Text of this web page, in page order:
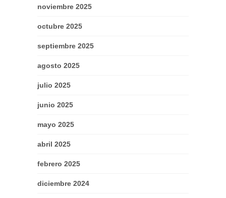
noviembre 2025
octubre 2025
septiembre 2025
agosto 2025
julio 2025
junio 2025
mayo 2025
abril 2025
febrero 2025
diciembre 2024